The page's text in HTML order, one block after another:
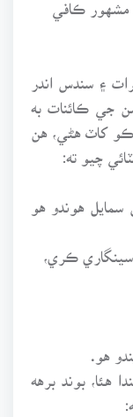
۽ سندس اندر
جي ڪائنات به
کاٽ هڻي، هن
چيو ته:
هوندو هو
سينگاري ڪري،
هو.
هئا، بوند برهه